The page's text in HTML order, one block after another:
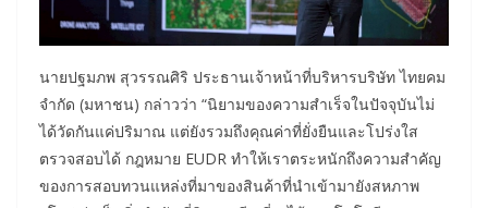
นายปฐมภพ สุวรรณศิริ ประธานเจ้าหน้าที่บริหารบริษัท ไทยคม
จำกัด (มหาชน) กล่าวว่า “นิยามของความสำเร็จในปัจจุบันไม่
ได้วัดกันแค่ปริมาณ แต่ยังรวมถึงคุณค่าที่ยั่งยืนและโปร่งใส
ตรวจสอบได้ กฎหมาย EUDR ทำให้เราตระหนักถึงความสำคัญ
ของการสอบทวนแหล่งที่มาของสินค้าที่นำเข้ามายังสหภาพ